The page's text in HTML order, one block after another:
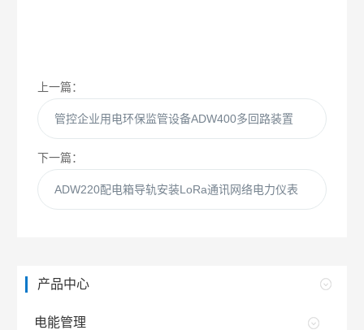
上一篇：
管控企业用电环保监管设备ADW400多回路装置
下一篇：
ADW220配电箱导轨安装LoRa通讯网络电力仪表
产品中心
电能管理